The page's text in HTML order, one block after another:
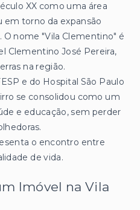
XX como uma área
em torno da expansão
O nome "Vila Clementino" é
Clementino José Pereira,
na região.
e do Hospital São Paulo
se consolidou como um
e educação, sem perder
o encontro entre
de vida.
Imóvel na Vila